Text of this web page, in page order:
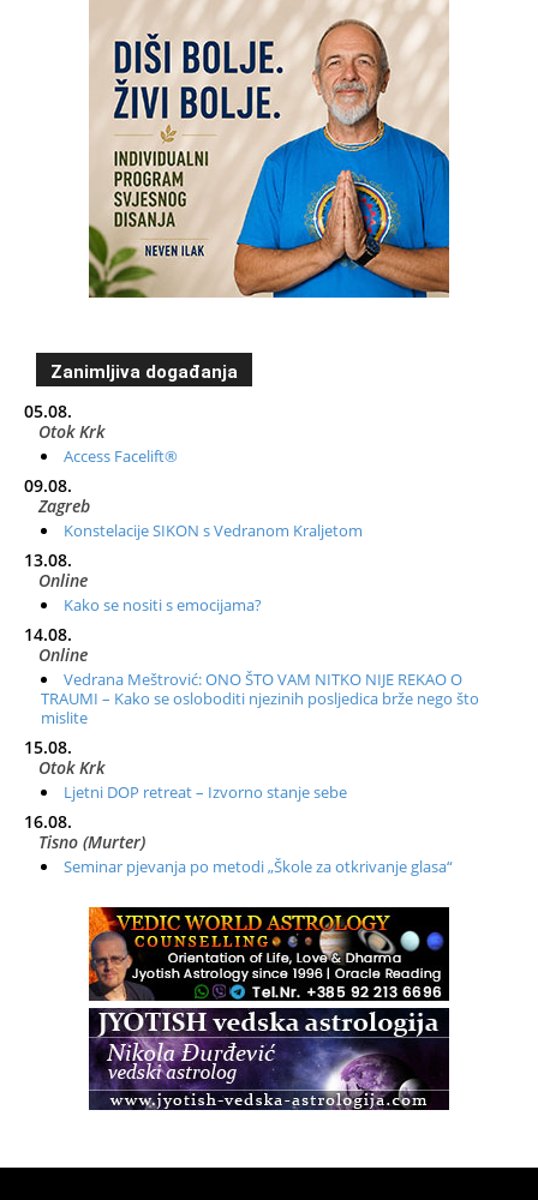
Zanimljiva događanja
05.08.
Otok Krk
Access Facelift®
09.08.
Zagreb
Konstelacije SIKON s Vedranom Kraljetom
13.08.
Online
Kako se nositi s emocijama?
14.08.
Online
Vedrana Meštrović: ONO ŠTO VAM NITKO NIJE REKAO O
TRAUMI – Kako se osloboditi njezinih posljedica brže nego što
mislite
15.08.
Otok Krk
Ljetni DOP retreat – Izvorno stanje sebe
16.08.
Tisno (Murter)
Seminar pjevanja po metodi „Škole za otkrivanje glasa“
Radionica: Pomagači iz drugih dimenzija Online – otvoreno za
Zagreb+Online
Osnovni ThetaHealing® tečaj, Zagreb i Online
Access BARS®, otpusti stres